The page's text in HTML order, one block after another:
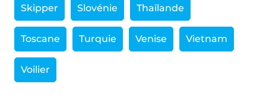
Skipper Slovénie Thaïlande
Toscane Turquie Venise Vietnam
Voilier